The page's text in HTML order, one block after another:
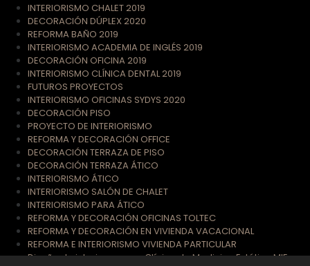
INTERIORISMO CHALET 2019
DECORACIÓN DÚPLEX 2020
REFORMA BAÑO 2019
INTERIORISMO ACADEMIA DE INGLÉS 2019
DECORACIÓN OFICINA 2019
INTERIORISMO CLÍNICA DENTAL 2019
FUTUROS PROYECTOS
INTERIORISMO OFICINAS SYDYS 2020
DECORACIÓN PISO
PROYECTO DE INTERIORISMO
REFORMA Y DECORACIÓN OFFICE
DECORACIÓN TERRAZA DE PISO
DECORACIÓN TERRAZA ÁTICO
INTERIORISMO ÁTICO
INTERIORISMO SALÓN DE CHALET
INTERIORISMO PARA ÁTICO
REFORMA Y DECORACIÓN OFICINAS TOLTEC
REFORMA Y DECORACIÓN EN VIVIENDA VACACIONAL
REFORMA E INTERIORISMO VIVIENDA PARTICULAR
Diseño de interiores para Clínica de Medicina Estética MIE